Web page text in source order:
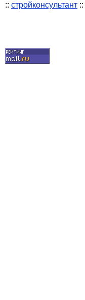
:: стройконсультант ::